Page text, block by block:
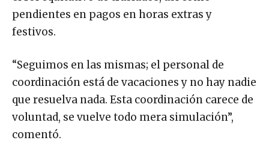
pendientes en pagos en horas extras y
festivos.
“Seguimos en las mismas; el personal de
coordinación está de vacaciones y no hay nadie
que resuelva nada. Esta coordinación carece de
voluntad, se vuelve todo mera simulación”,
comentó.